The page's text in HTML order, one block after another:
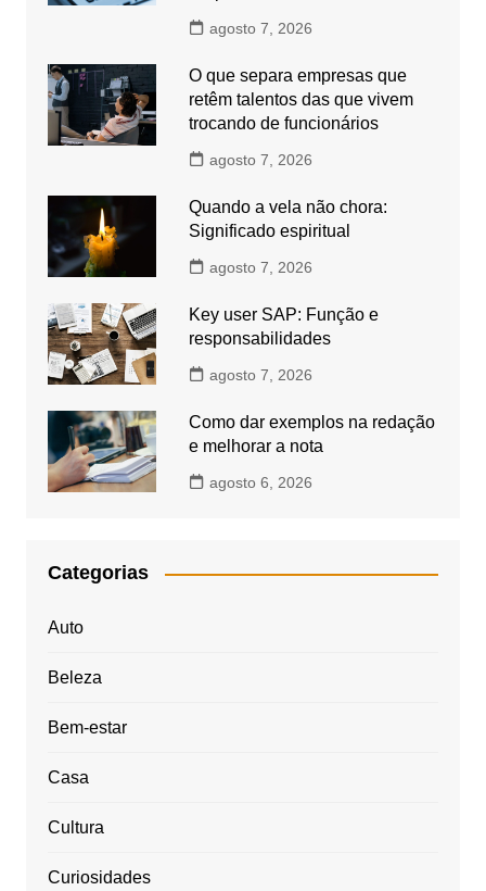
agosto 7, 2026
O que separa empresas que
retêm talentos das que vivem
trocando de funcionários
agosto 7, 2026
Quando a vela não chora:
Significado espiritual
agosto 7, 2026
Key user SAP: Função e
responsabilidades
agosto 7, 2026
Como dar exemplos na redação
e melhorar a nota
agosto 6, 2026
Categorias
Auto
Beleza
Bem-estar
Casa
Cultura
Curiosidades